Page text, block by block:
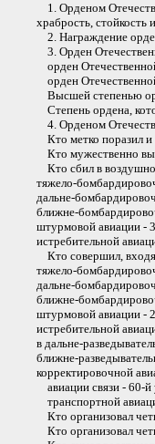
1. Орденом
храбрость,
2. Награждение
3. Орден
орден
орден
Высшей степенью
Степень ордена,
4. Орденом
Кто метко поразил
Кто мужественно
Кто сбил в
тяжело-
дальне-
ближне-
штурмовой авиации -
истребительной
Кто совершил, входя
тяжело-
дальне-
ближне-
штурмовой авиации -
истребительной
в дальне-
ближне-
корректировочной
авиации связи - 60-й
транспортной
Кто организовал
Кто организовал